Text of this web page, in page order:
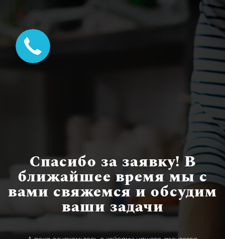
Спасибо за заявку! В
ближайшее время мы с
вами свяжемся и обсудим
ваши задачи